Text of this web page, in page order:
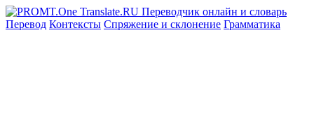
Перевод Контексты Спряжение и склонение Грамматика